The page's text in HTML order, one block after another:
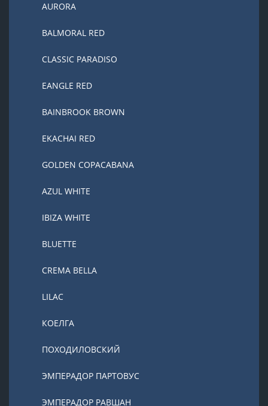
AURORA
BALMORAL RED
CLASSIC PARADISO
EANGLE RED
BAINBROOK BROWN
EKACHAI RED
GOLDEN COPACABANA
AZUL WHITE
IBIZA WHITE
BLUETTE
CREMA BELLA
LILAC
КОЕЛГА
ПОХОДИЛОВСКИЙ
ЭМПЕРАДОР ПАРТОВУС
ЭМПЕРАДОР РАВШАН